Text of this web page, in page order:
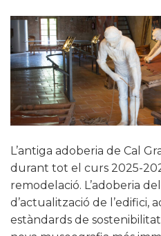
L’antiga adoberia de Cal
durant tot el curs 2025-
remodelació. L’adoberia
d’actualització de l’edifici,
estàndards de